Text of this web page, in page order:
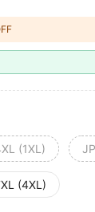
(1XL)
(4XL)